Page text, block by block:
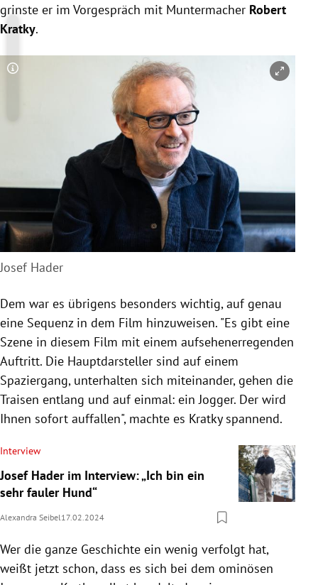
grinste er im Vorgespräch mit Muntermacher Robert
Kratky.
Copyright-Hinweis öffnen/schließen
Josef Hader
Dem war es übrigens besonders wichtig, auf genau
eine Sequenz in dem Film hinzuweisen. "Es gibt eine
Szene in diesem Film mit einem aufsehenerregenden
Auftritt. Die Hauptdarsteller sind auf einem
Spaziergang, unterhalten sich miteinander, gehen die
Traisen entlang und auf einmal: ein Jogger. Der wird
Ihnen sofort auffallen", machte es Kratky spannend.
Interview
Josef Hader im Interview: „Ich bin ein
sehr fauler Hund“
Alexandra Seibel17.02.2024
Wer die ganze Geschichte ein wenig verfolgt hat,
weißt jetzt schon, dass es sich bei dem ominösen